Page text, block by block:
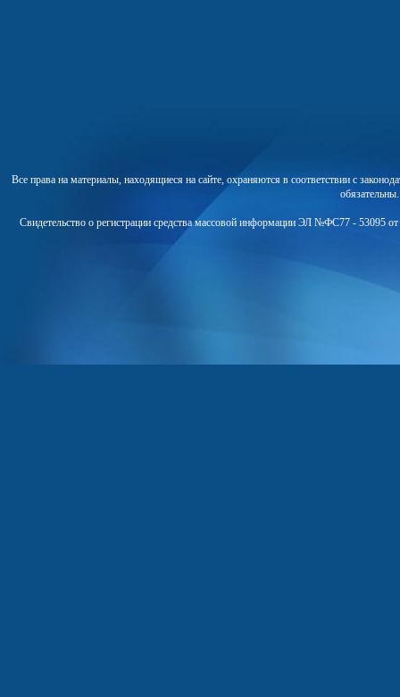
Все права на материалы, находящиеся на сайте, охраняются в соответствии с
Свидетельство о регистрации средства массовой информации ЭЛ №ФС77 - 53095